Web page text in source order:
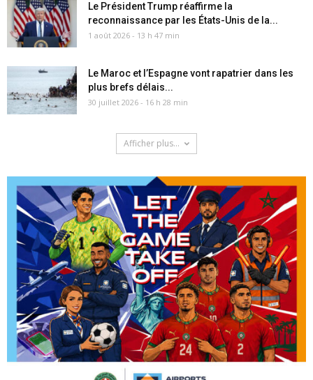
Le Président Trump réaffirme la
reconnaissance par les États-Unis de la...
1 août 2026 - 13 h 47 min
Le Maroc et l’Espagne vont rapatrier dans les
plus brefs délais...
30 juillet 2026 - 16 h 28 min
Afficher plus...